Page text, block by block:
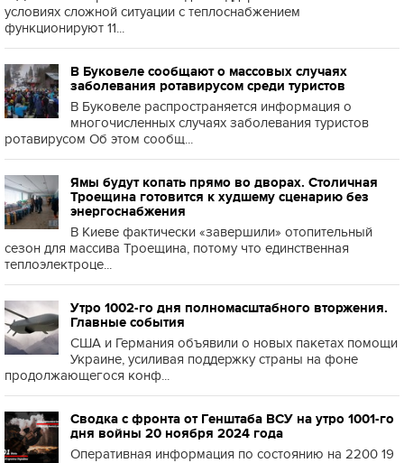
условиях сложной ситуации с теплоснабжением
функционируют 11...
В Буковеле сообщают о массовых случаях
заболевания ротавирусом среди туристов
В Буковеле распространяется информация о
многочисленных случаях заболевания туристов
ротавирусом Об этом сообщ...
Ямы будут копать прямо во дворах. Столичная
Троещина готовится к худшему сценарию без
энергоснабжения
В Киеве фактически «завершили» отопительный
сезон для массива Троещина, потому что единственная
теплоэлектроце...
Утро 1002-го дня полномасштабного вторжения.
Главные события
США и Германия объявили о новых пакетах помощи
Украине, усиливая поддержку страны на фоне
продолжающегося конф...
Сводка с фронта от Генштаба ВСУ на утро 1001-го
дня войны 20 ноября 2024 года
Оперативная информация по состоянию на 2200 19